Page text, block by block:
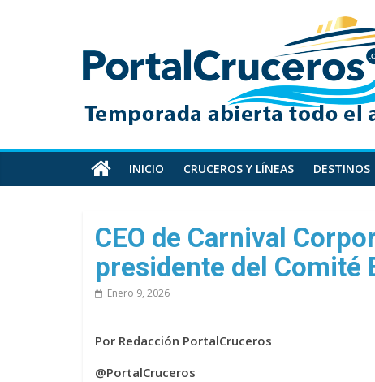
PortalCruceros
Toda
información
cruceros
en
un
sitio
INICIO CRUCEROS Y LÍNEAS DESTINOS
CEO de Carnival
presidente del Comité
Enero 9, 2026
Por Redacción PortalCruceros
@PortalCruceros